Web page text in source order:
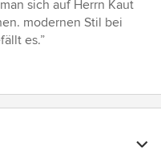
sich auf Herrn Kaut
modernen Stil bei
es.”